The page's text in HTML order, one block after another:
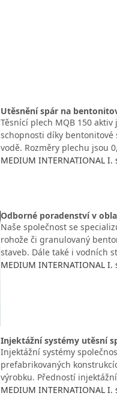
Utěsnění spár na
Těsnící plech MQB 150
schopnosti díky
vodě. Rozměry plechu jsou
MEDIUM INTERNATIONAL
Odborné poradenství v
Naše společnost se
rohože či granulovaný
staveb. Dále také i vodních
MEDIUM INTERNATIONAL
Injektážní systémy utěsní
Injektážní systémy
prefabrikovaných
výrobku. Předností
MEDIUM INTERNATIONAL